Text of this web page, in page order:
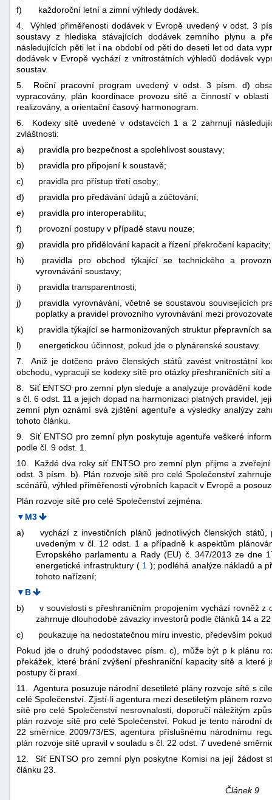
f)
každoroční letní a zimní výhledy dodávek.
4. Výhled přiměřenosti dodávek v Evropě uvedený v odst. 3
soustavy z hlediska stávajících dodávek zemního plynu a
následujících pěti let i na období od pěti do deseti let od data
dodávek v Evropě vychází z vnitrostátních výhledů dodávek
soustav.
5. Roční pracovní program uvedený v odst. 3 písm. d)
vypracovány, plán koordinace provozu sítě a činností v
realizovány, a orientační časový harmonogram.
6. Kodexy sítě uvedené v odstavcích 1 a 2 zahrnují
zvláštnosti:
a)
pravidla pro bezpečnost a spolehlivost soustavy;
b)
pravidla pro připojení k soustavě;
c)
pravidla pro přístup třetí osoby;
d)
pravidla pro předávání údajů a zúčtování;
e)
pravidla pro interoperabilitu;
f)
provozní postupy v případě stavu nouze;
g)
pravidla pro přidělování kapacit a řízení překročení kapacity;
h)
pravidla pro obchod týkající se technického a
vyrovnávání soustavy;
i)
pravidla transparentnosti;
j)
pravidla vyrovnávání, včetně se soustavou souvisejících
poplatky a pravidel provozního vyrovnávání mezi
k)
pravidla týkající se harmonizovaných struktur přepravních
l)
energetickou účinnost, pokud jde o plynárenské soustavy.
7. Aniž je dotčeno právo členských států zavést vnitrostátní
obchodu, vypracují se kodexy sítě pro otázky přeshraničních sítí
8. Síť ENTSO pro zemní plyn sleduje a analyzuje provádění
s čl. 6 odst. 11 a jejich dopad na harmonizaci platných pravidel,
zemní plyn oznámí svá zjištění agentuře a výsledky analýzy
tohoto článku.
9. Síť ENTSO pro zemní plyn poskytuje agentuře veškeré
podle čl. 9 odst. 1.
10. Každé dva roky síť ENTSO pro zemní plyn přijme a
odst. 3 písm. b). Plán rozvoje sítě pro celé Společenství
scénářů, výhled přiměřenosti výrobních kapacit v Evropě a
Plán rozvoje sítě pro celé Společenství zejména:
▼M3
a)
vychází z investičních plánů jednotlivých členských
uvedeným v čl. 12 odst. 1 a případně k aspektům
Evropského parlamentu a Rady (EU) č. 347/2013 ze dne
energetické infrastruktury ( 1 ); podléhá analýze nákladů a
tohoto nařízení;
▼B
b)
v souvislosti s přeshraničním propojením vychází rovněž
zahrnuje dlouhodobé závazky investorů podle článků 14 a
c)
poukazuje na nedostatečnou míru investic, především
Pokud jde o druhý pododstavec písm. c), může být p k plánu
překážek, které brání zvýšení přeshraniční kapacity sítě a které
postupy či praxí.
11. Agentura posuzuje národní desetileté plány rozvoje sítě s
celé Společenství. Zjistí-li agentura mezi desetiletým plánem
sítě pro celé Společenství nesrovnalosti, doporučí náležitým
plán rozvoje sítě pro celé Společenství. Pokud je tento národní
22 směrnice 2009/73/ES, agentura příslušnému národnímu
plán rozvoje sítě upravil v souladu s čl. 22 odst. 7 uvedené
12. Síť ENTSO pro zemní plyn poskytne Komisi na její žádost
článku 23.
Článek 9